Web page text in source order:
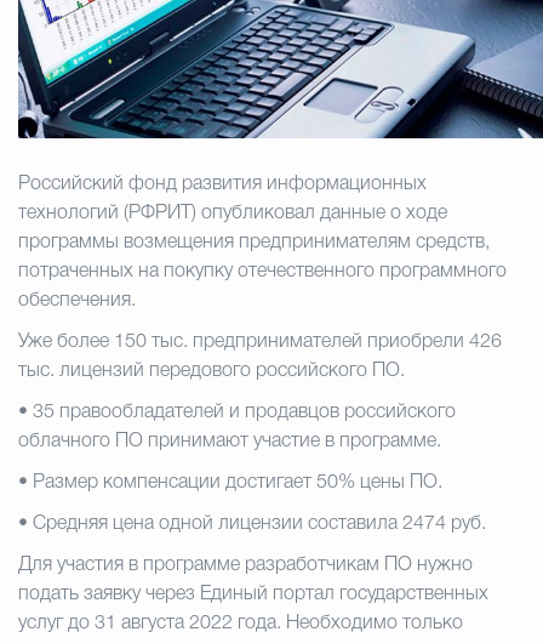
Экономика Муниципальные
Счётная палата Городского
Гостям Городского
Общественная
Российский фонд развития информационных
технологий (РФРИТ) опубликовал данные о ходе
программы возмещения предпринимателям средств,
потраченных на покупку отечественного программного
обеспечения.
Уже более 150 тыс. предпринимателей приобрели 426
тыс. лицензий передового российского ПО.
• 35 правообладателей и продавцов российского
облачного ПО принимают участие в программе.
• Размер компенсации достигает 50% цены ПО.
• Средняя цена одной лицензии составила 2474 руб.
Для участия в программе разработчикам ПО нужно
подать заявку через Единый портал государственных
услуг до 31 августа 2022 года. Необходимо только